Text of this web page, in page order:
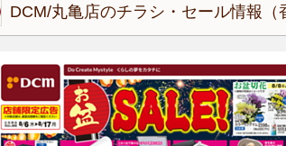
DCM/丸亀店のチラシ・セール情報（